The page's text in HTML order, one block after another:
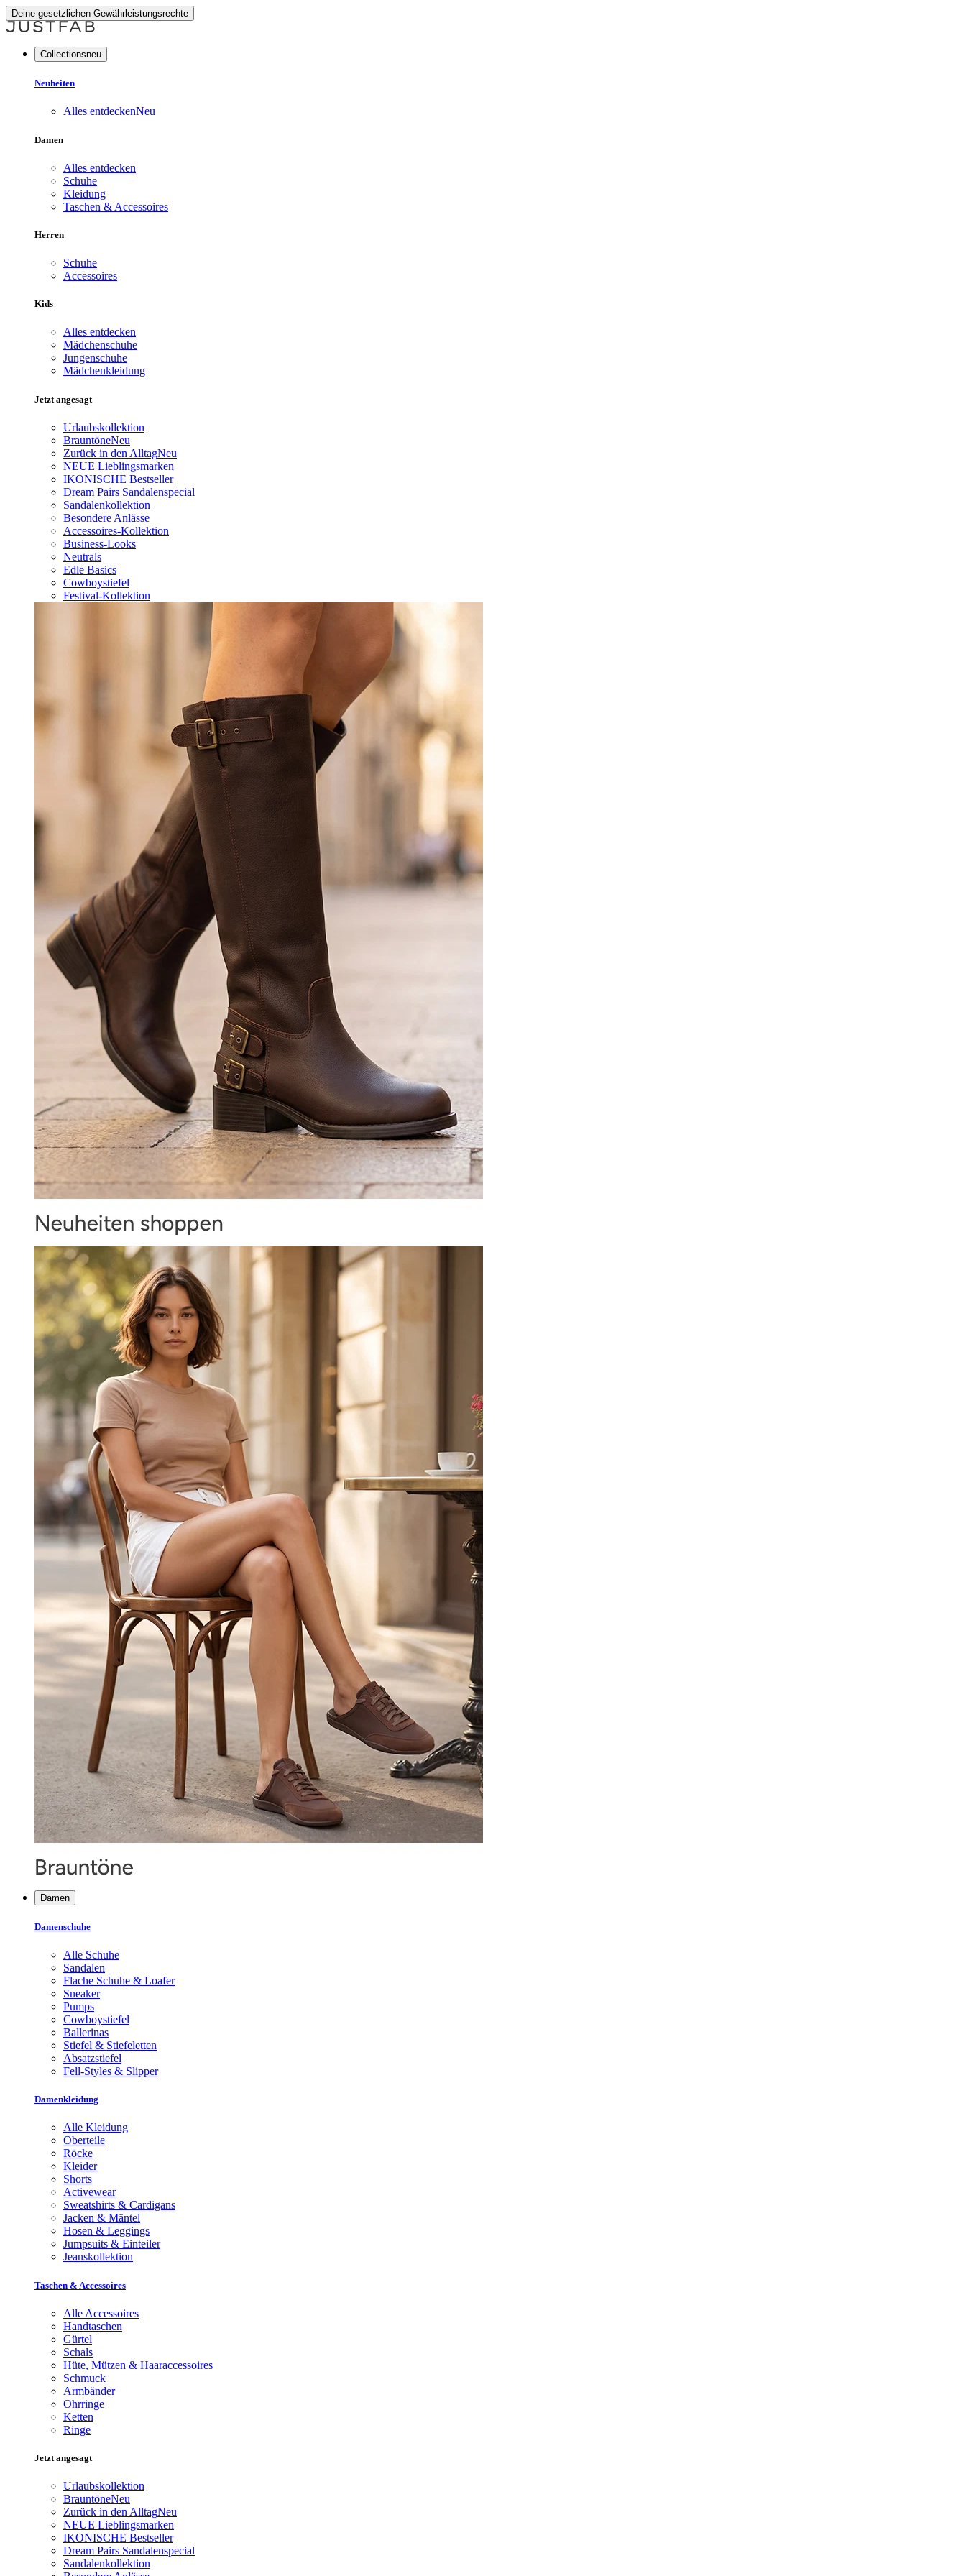
Deine gesetzlichen Gewährleistungsrechte
Collectionsneu
Neuheiten
Alles entdeckenNeu
Damen
Alles entdecken
Schuhe
Kleidung
Taschen & Accessoires
Herren
Schuhe
Accessoires
Kids
Alles entdecken
Mädchenschuhe
Jungenschuhe
Mädchenkleidung
Jetzt angesagt
Urlaubskollektion
BrauntöneNeu
Zurück in den AlltagNeu
NEUE Lieblingsmarken
IKONISCHE Bestseller
Dream Pairs Sandalenspecial
Sandalenkollektion
Besondere Anlässe
Accessoires-Kollektion
Business-Looks
Neutrals
Edle Basics
Cowboystiefel
Festival-Kollektion
Damen
Damenschuhe
Alle Schuhe
Sandalen
Flache Schuhe & Loafer
Sneaker
Pumps
Cowboystiefel
Ballerinas
Stiefel & Stiefeletten
Absatzstiefel
Fell-Styles & Slipper
Damenkleidung
Alle Kleidung
Oberteile
Röcke
Kleider
Shorts
Activewear
Sweatshirts & Cardigans
Jacken & Mäntel
Hosen & Leggings
Jumpsuits & Einteiler
Jeanskollektion
Taschen & Accessoires
Alle Accessoires
Handtaschen
Gürtel
Schals
Hüte, Mützen & Haaraccessoires
Schmuck
Armbänder
Ohrringe
Ketten
Ringe
Jetzt angesagt
Urlaubskollektion
BrauntöneNeu
Zurück in den AlltagNeu
NEUE Lieblingsmarken
IKONISCHE Bestseller
Dream Pairs Sandalenspecial
Sandalenkollektion